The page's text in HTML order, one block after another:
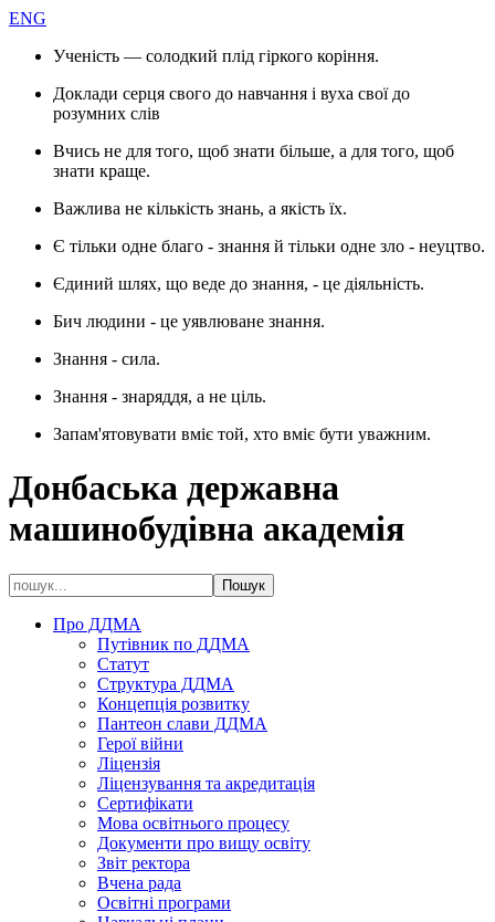
ENG
Ученість — солодкий плід гіркого коріння.
Доклади серця свого до навчання і вуха свої до
розумних слів
Вчись не для того, щоб знати більше, а для того, щоб
знати краще.
Важлива не кількість знань, а якість їх.
Є тільки одне благо - знання й тільки одне зло - неуцтво.
Єдиний шлях, що веде до знання, - це діяльність.
Бич людини - це уявлюване знання.
Знання - сила.
Знання - знаряддя, а не ціль.
Запам'ятовувати вміє той, хто вміє бути уважним.
Донбаська державна
машинобудівна академія
Про ДДМА
Путівник по ДДМА
Статут
Структура ДДМА
Концепція розвитку
Пантеон слави ДДМА
Герої війни
Ліцензія
Ліцензування та акредитація
Сертифікати
Мова освітнього процесу
Документи про вищу освіту
Звіт ректора
Вчена рада
Освітні програми